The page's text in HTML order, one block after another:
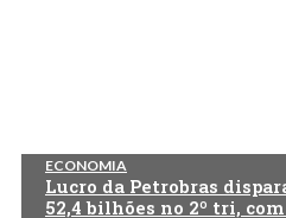
ECONOMIA
Lucro da Petrobras
52,4 bilhões no 2º tri,